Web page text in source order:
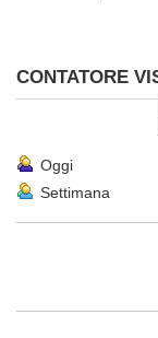
CONTATORE
Oggi
Settimana